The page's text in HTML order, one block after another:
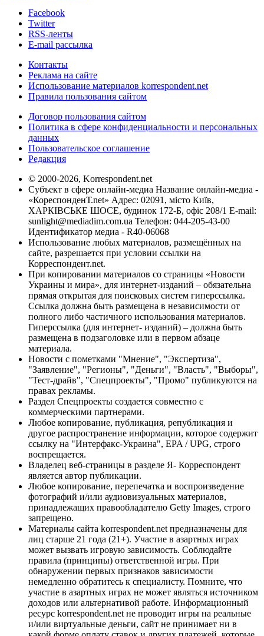
Facebook
Twitter
RSS-ленты
E-mail рассылка
Контакты
Реклама на сайте
Использование материалов korrespondent.net
Правила пользования сайтом
Договор пользования сайтом
Политика в сфере конфиденциальности и персональных
данных
Пользовательское соглашение
Редакция
© 2000-2026, Korrespondent.net
Субъект в сфере онлайн-медиа Название онлайн-медиа -
«КореспонденТ.net» Адрес: 02091, місто Київ,
ХАРКІВСЬКЕ ШОСЕ, будинок 172-Б, офіс 208/1 E-mail:
sunlight@mediadim.com.ua Телефон: 044-205-43-00
Идентификатор медиа - R40-06068
Использование любых материалов, размещённых на
сайте, разрешается при условии ссылки на
Корреспондент.net.
При копировании материалов со страницы «Новости
Украины и мира», для интернет-изданий – обязательна
прямая открытая для поисковых систем гиперссылка.
Ссылка должна быть размещена в независимости от
полного либо частичного использования материалов.
Гиперссылка (для интернет- изданий) – должна быть
размещена в подзаголовке или в первом абзаце
материала.
Новости с пометками "Мнение", "Экспертиза",
"Заявление", "Регионы", "Деньги", "Власть", "Выборы",
"Тест-драйв", "Спецпроекты", "Промо" публикуются на
правах рекламы.
Раздел Спецпроекты создается совместно с
коммерческими партнерами.
Любое копирование, публикация, републикация и
другое распространение информации, которое содержит
ссылку на "Интерфакс-Украина", EPA / UPG, строго
воспрещается.
Владелец веб-страницы в разделе Я- Корреспондент
является автор публикации.
Любое копирование, перепечатка и воспроизведение
фотографий и/или аудиовизуальных материалов,
принадлежащих правообладателю Getty Images, строго
запрещено.
Материалы сайта korrespondent.net предназначены для
лиц старше 21 года (21+). Участие в азартных играх
может вызвать игровую зависимость. Соблюдайте
правила (принципы) ответственной игры. При
обнаружении первых признаков зависимости
немедленно обратитесь к специалисту. Помните, что
участие в азартных играх не может являться источником
доходов или альтернативой работе. Информационный
ресурс korrespondent.net не проводит игры на реальные
и/или виртуальные деньги, сайт не принимает ни в